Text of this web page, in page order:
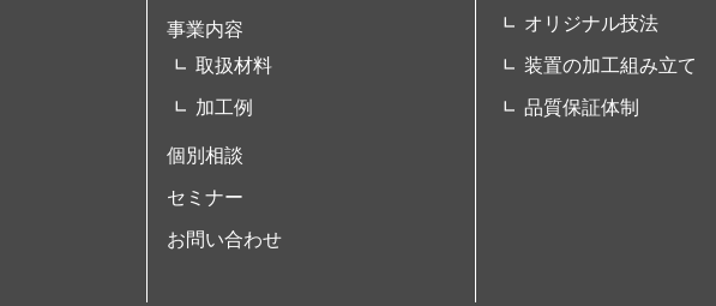
事業内容
取扱材料
加工例
個別相談
セミナー
お問い合わせ
オリジナル技法
装置の加工組み立て
品質保証体制